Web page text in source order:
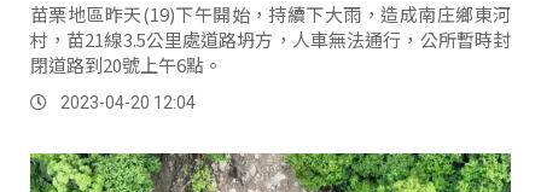
苗栗地區昨天(19)下午開始，持續下大雨，造成南庄鄉東河
村，苗21線3.5公里處道路坍方，人車無法通行，公所暫時封
閉道路到20號上午6點。
2023-04-20 12:04